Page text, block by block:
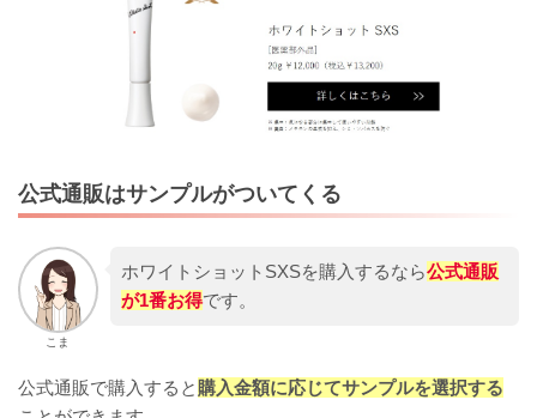
公式通販はサンプルがついてくる
こま
ホワイトショットSXSを購入するなら公式通販
が1番お得です。
公式通販で購入すると購入金額に応じてサンプルを選択する